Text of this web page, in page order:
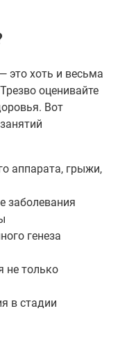
это хоть и весьма
оценивайте
Вот
аппарата, грыжи,
заболевания
генеза
не только
в стадии